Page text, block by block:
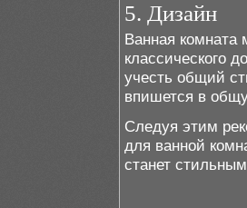
5. Дизайн
Ванная комната
классического
учесть общий
впишется в
Следуя этим
для ванной
станет